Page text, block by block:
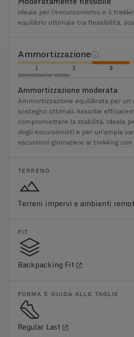
Ideale per l'escursionismo e il
equilibrio ottimale tra flessibilità,
Ammortizzazione
1 2 3
Ammortizzazione minima
Ammortizzazione moderata
Ammortizzazione equilibrata per un
sostegno ottimali. Assorbe
compromettere la stabilità. Ideale
degli escursionisti e per un'ampia
escursioni giornaliere al trekking con
TERRENO
Terreni impervi e ambienti
FIT
Backpacking Fit
FORMA E GUIDA ALLE TAGLIE
Regular Last